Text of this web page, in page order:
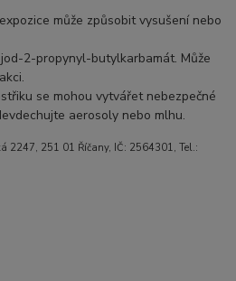
může způsobit vysušení nebo
2-propynyl-butylkarbamát. Může
se mohou vytvářet nebezpečné
aerosoly nebo mlhu.
2247, 251 01 Říčany, IČ: 2564301, Tel.: